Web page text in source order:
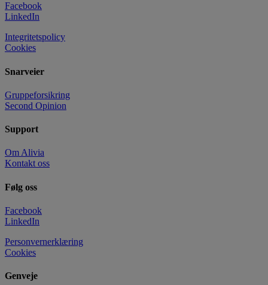
Facebook
LinkedIn
Integritetspolicy
Cookies
Snarveier
Gruppeforsikring
Second Opinion
Support
Om Alivia
Kontakt oss
Følg oss
Facebook
LinkedIn
Personvernerklæring
Cookies
Genveje